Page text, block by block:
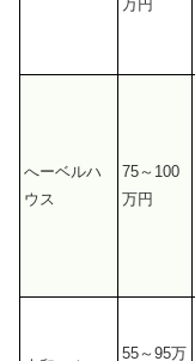
万円
へーベルハ
ウス
75～100
万円
55～95万